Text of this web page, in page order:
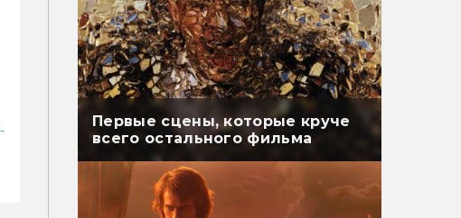
Первые сцены, которые круче
всего остального фильма